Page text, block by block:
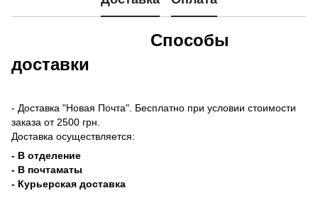
Способы
доставки
- Доставка "Новая Почта". Бесплатно при условии стоимости
заказа от 2500 грн.
Доставка осуществляется:
- В отделение
- В почтаматы
- Курьерская доставка